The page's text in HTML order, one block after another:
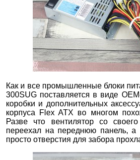
Как и все промышленные блоки
300SUG поставляется в виде
коробки и дополнительных
корпуса Flex ATX во многом
Разве что вентилятор со
переехал на переднюю панель, а
просто отверстия для забора